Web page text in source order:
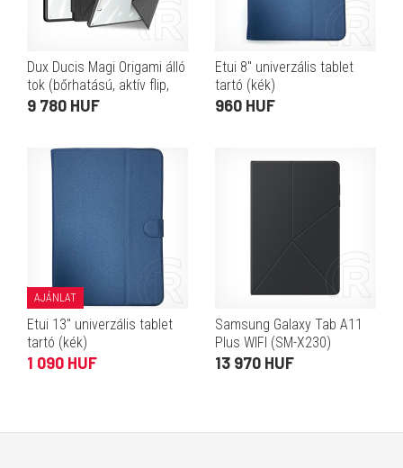
Dux Ducis Magi Origami álló
tok (bőrhatású, aktív flip,
oldalra nyíló, trifold, asztali
9 780 HUF
Etui 8" univerzális tablet
tartó (kék)
960 HUF
AJÁNLAT
Etui 13" univerzális tablet
tartó (kék)
1 090 HUF
Samsung Galaxy Tab A11
Plus WIFI (SM-X230)
samsung tok álló, bőr
13 970 HUF